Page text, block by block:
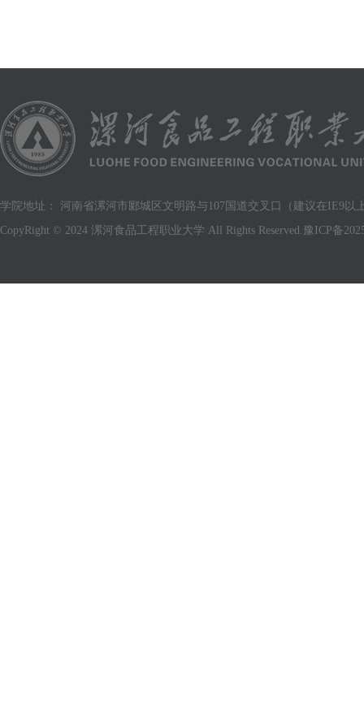
学院地址： 河南省漯河市郾城区文明路与107国道交叉口（建议在IE9以
CopyRight © 2024 漯河食品工程职业大学 All Rights Reserved. 豫ICP备